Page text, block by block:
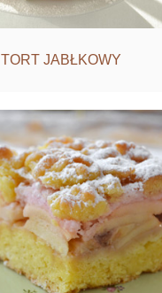
TORT JABŁKOWY